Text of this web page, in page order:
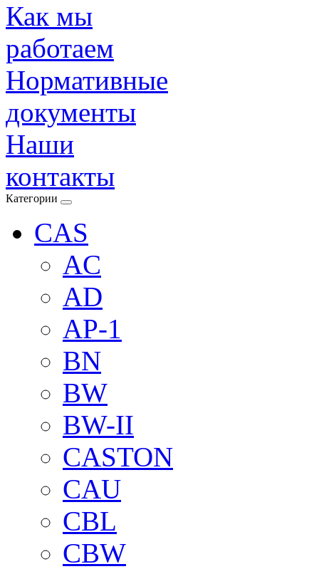
Как мы
работаем
Нормативные
документы
Наши
контакты
Категории
CAS
AC
AD
AP-1
BN
BW
BW-II
CASTON
CAU
CBL
CBW